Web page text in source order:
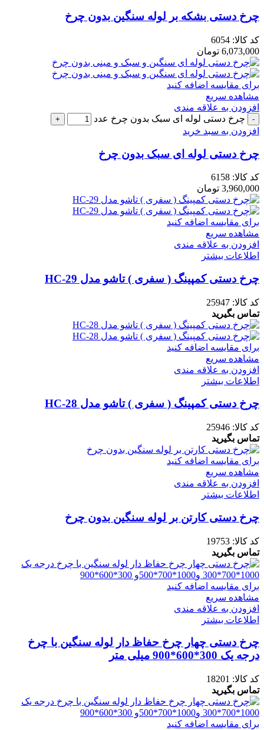
چرخ دستی بشکه بر لوله سنگین بدون چرخ
کد کالا: 6054
6,073,000 تومان
برای مقایسه اضافه کنید
مشاهده سریع
افزودن به علاقه مندی
چرخ دستی لوله ای سبک بدون چرخ عدد
افزودن به سبد خرید
چرخ دستی لوله ای سبک بدون چرخ
کد کالا: 6158
3,960,000 تومان
برای مقایسه اضافه کنید
مشاهده سریع
افزودن به علاقه مندی
اطلاعات بیشتر
چرخ دستی کمپینگ ( سفری ) تاشو مدل HC-29
کد کالا: 25947
تماس بگیرید
برای مقایسه اضافه کنید
مشاهده سریع
افزودن به علاقه مندی
اطلاعات بیشتر
چرخ دستی کمپینگ ( سفری ) تاشو مدل HC-28
کد کالا: 25946
تماس بگیرید
برای مقایسه اضافه کنید
مشاهده سریع
افزودن به علاقه مندی
اطلاعات بیشتر
چرخ دستی کارتن بر لوله سنگین بدون چرخ
کد کالا: 19753
تماس بگیرید
برای مقایسه اضافه کنید
مشاهده سریع
افزودن به علاقه مندی
اطلاعات بیشتر
چرخ دستی چهار چرخ حفاظ دار لوله سنگین با چرخ
درجه یک 300*600*900 میلی متر
کد کالا: 18201
تماس بگیرید
برای مقایسه اضافه کنید